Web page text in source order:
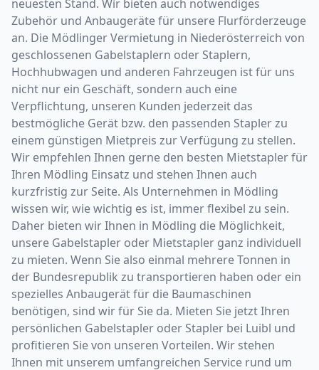
neuesten Stand. Wir bieten auch notwendiges
Zubehör und Anbaugeräte für unsere Flurförderzeuge
an. Die Mödlinger Vermietung in Niederösterreich von
geschlossenen Gabelstaplern oder Staplern,
Hochhubwagen und anderen Fahrzeugen ist für uns
nicht nur ein Geschäft, sondern auch eine
Verpflichtung, unseren Kunden jederzeit das
bestmögliche Gerät bzw. den passenden Stapler zu
einem günstigen Mietpreis zur Verfügung zu stellen.
Wir empfehlen Ihnen gerne den besten Mietstapler für
Ihren Mödling Einsatz und stehen Ihnen auch
kurzfristig zur Seite. Als Unternehmen in Mödling
wissen wir, wie wichtig es ist, immer flexibel zu sein.
Daher bieten wir Ihnen in Mödling die Möglichkeit,
unsere Gabelstapler oder Mietstapler ganz individuell
zu mieten. Wenn Sie also einmal mehrere Tonnen in
der Bundesrepublik zu transportieren haben oder ein
spezielles Anbaugerät für die Baumaschinen
benötigen, sind wir für Sie da. Mieten Sie jetzt Ihren
persönlichen Gabelstapler oder Stapler bei Luibl und
profitieren Sie von unseren Vorteilen. Wir stehen
Ihnen mit unserem umfangreichen Service rund um